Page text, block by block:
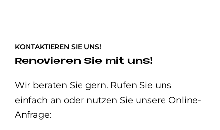
KONTAKTIEREN SIE UNS!
Renovieren Sie mit uns!
Wir beraten Sie gern. Rufen Sie uns
einfach an oder nutzen Sie unsere Online-
Anfrage: